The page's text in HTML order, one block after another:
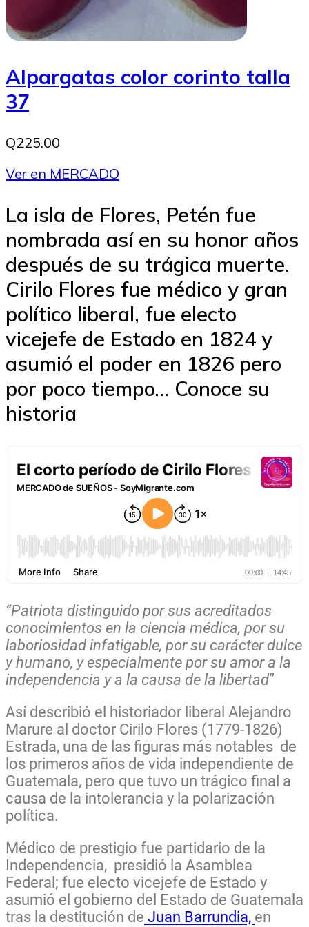
Alpargatas color corinto talla
37
Q225.00
Ver en MERCADO
La isla de Flores, Petén fue
nombrada así en su honor años
después de su trágica muerte.
Cirilo Flores fue médico y gran
político liberal, fue electo
vicejefe de Estado en 1824 y
asumió el poder en 1826 pero
por poco tiempo... Conoce su
historia
“Patriota distinguido por sus acreditados
conocimientos en la ciencia médica, por su
laboriosidad infatigable, por su carácter dulce
y humano, y especialmente por su amor a la
independencia y a la causa de la libertad”
Así describió el historiador liberal Alejandro
Marure al doctor Cirilo Flores (1779-1826)
Estrada, una de las figuras más notables de
los primeros años de vida independiente de
Guatemala, pero que tuvo un trágico final a
causa de la intolerancia y la polarización
política.
Médico de prestigio fue partidario de la
Independencia, presidió la Asamblea
Federal; fue electo vicejefe de Estado y
asumió el gobierno del Estado de Guatemala
tras la destitución de Juan Barrundia, en